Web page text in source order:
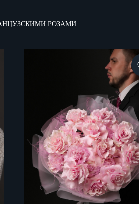
РОЗАМИ: